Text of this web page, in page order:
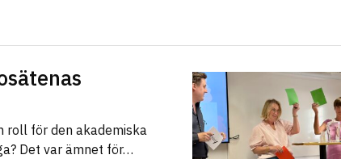
roll för den akademiska
Det var ämnet för…